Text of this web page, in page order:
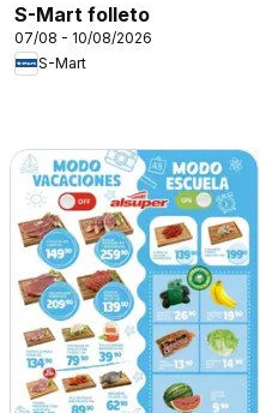
S-Mart folleto
07/08 - 10/08/2026
S-Mart